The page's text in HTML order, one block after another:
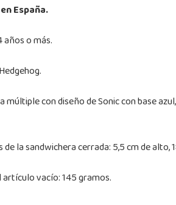
España.
o más.
múltiple con diseño de Sonic con base
la sandwichera cerrada: 5,5 cm de alto,
vacío: 145 gramos.